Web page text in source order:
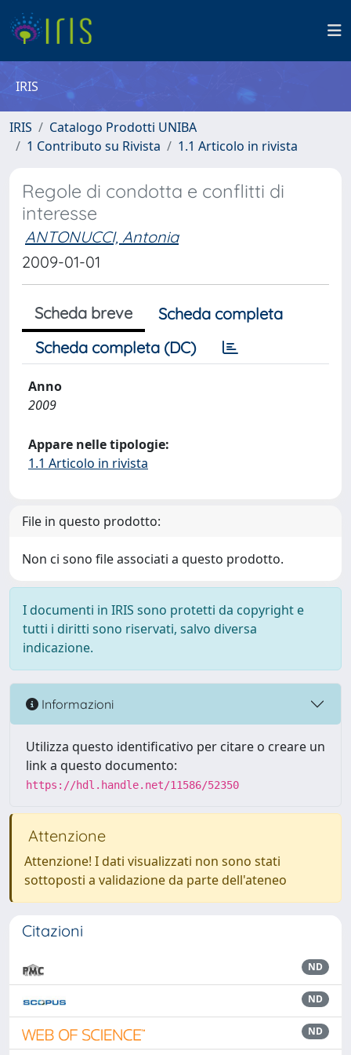
IRIS
IRIS
Catalogo Prodotti UNIBA
1 Contributo su Rivista
1.1 Articolo in rivista
Regole di condotta e conflitti di
interesse
ANTONUCCI, Antonia
2009-01-01
Scheda breve
Scheda completa
Scheda completa (DC)
Anno
2009
Appare nelle tipologie:
1.1 Articolo in rivista
File in questo prodotto:
Non ci sono file associati a questo prodotto.
I documenti in IRIS sono protetti da copyright e
tutti i diritti sono riservati, salvo diversa
indicazione.
Informazioni
Utilizza questo identificativo per citare o creare un
link a questo documento:
https://hdl.handle.net/11586/52350
Attenzione
Attenzione! I dati visualizzati non sono stati
sottoposti a validazione da parte dell'ateneo
Citazioni
ND
ND
ND